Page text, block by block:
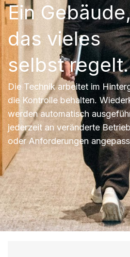
Ein
das vieles
selbst regelt.
Die Technik arbeitet im
die Kontrolle behalten.
werden automatisch
jederzeit an veränderte
oder Anforderungen